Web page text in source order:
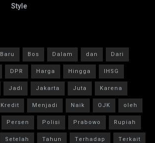
Style
Baru Bos Dalam dan
Dari
DPR Harga Hingga
IHSG
Jadi Jakarta Juta
Karena
Kredit Menjadi Naik OJK
oleh
Persen Polisi Prabowo
Rupiah
Setelah Tahun Terhadap Terkait